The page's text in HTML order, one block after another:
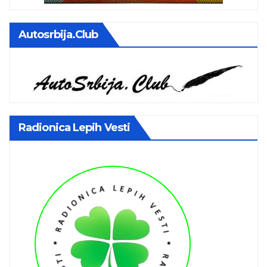
Autosrbija.club
Radionica Lepih Vesti